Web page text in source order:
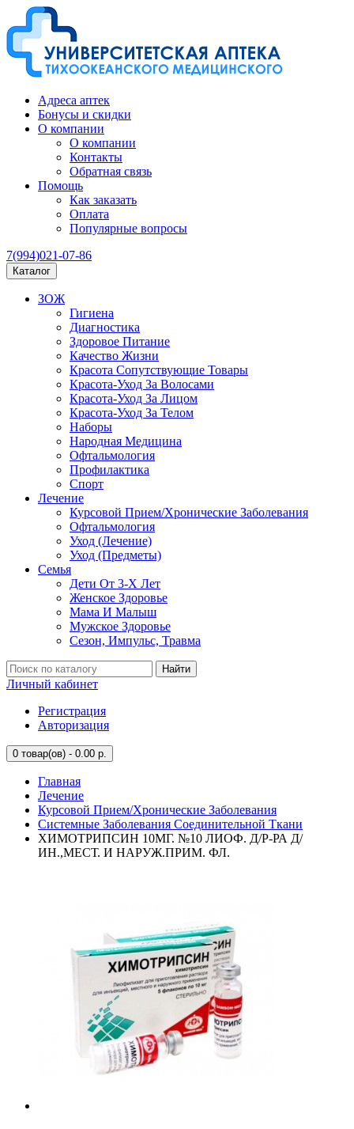
Адреса аптек
Бонусы и скидки
О компании
О компании
Контакты
Обратная связь
Помощь
Как заказать
Оплата
Популярные вопросы
7(994)021-07-86
Каталог
ЗОЖ
Гигиена
Диагностика
Здоровое Питание
Качество Жизни
Красота Сопутствующие Товары
Красота-Уход За Волосами
Красота-Уход За Лицом
Красота-Уход За Телом
Наборы
Народная Медицина
Офтальмология
Профилактика
Спорт
Лечение
Курсовой Прием/Хронические Заболевания
Офтальмология
Уход (Лечение)
Уход (Предметы)
Семья
Дети От 3-Х Лет
Женское Здоровье
Мама И Малыш
Мужское Здоровье
Сезон, Импульс, Травма
Найти
Личный кабинет
Регистрация
Авторизация
0 товар(ов) - 0.00 р.
Главная
Лечение
Курсовой Прием/Хронические Заболевания
Системные Заболевания Соединительной Ткани
ХИМОТРИПСИН 10МГ. №10 ЛИОФ. Д/Р-РА Д/
ИН.,МЕСТ. И НАРУЖ.ПРИМ. ФЛ.